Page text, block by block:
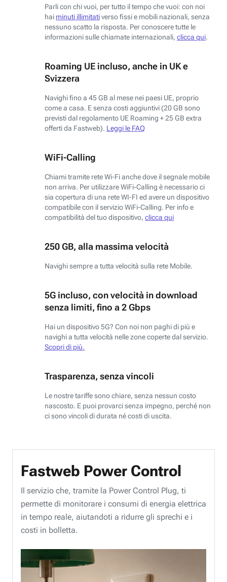
Parli con chi vuoi, per tutto il tempo che vuoi: con noi
hai minuti illimitativerso fissi e mobili nazionali, senza
nessuno scatto la risposta. Per conoscere tutte le
informazioni sulle chiamate internazionali, clicca qui.
Roaming UE incluso, anche in UK e
Svizzera
Navighi fino a 45 GB al mese nei paesi UE, proprio
come a casa. E senza costi aggiuntivi (20 GB sono
previsti dal regolamento UE Roaming + 25 GB extra
offerti da Fastweb). Leggi le FAQ
WiFi-Calling
Chiami tramite rete Wi-Fi anche dove il segnale mobile
non arriva. Per utilizzare WiFi-Calling è necessario ci
sia copertura di una rete WI-FI ed avere un dispositivo
compatibile con il servizio WiFi-Calling. Per info e
compatibilità del tuo dispositivo, clicca qui
250 GB, alla massima velocità
Navighi sempre a tutta velocità sulla rete Mobile.
5G incluso, con velocità in download
senza limiti, fino a 2 Gbps
Hai un dispositivo 5G? Con noi non paghi di più e
navighi a tutta velocità nelle zone coperte dal servizio.
Scopri di più.
Trasparenza, senza vincoli
Le nostre tariffe sono chiare, senza nessun costo
nascosto. E puoi provarci senza impegno, perché non
ci sono vincoli di durata né costi di uscita.
Fastweb Power Control
Il servizio che, tramite la Power Control Plug, ti
permette di monitorare i consumi di energia elettrica
in tempo reale, aiutandoti a ridurre gli sprechi e i
costi in bolletta.